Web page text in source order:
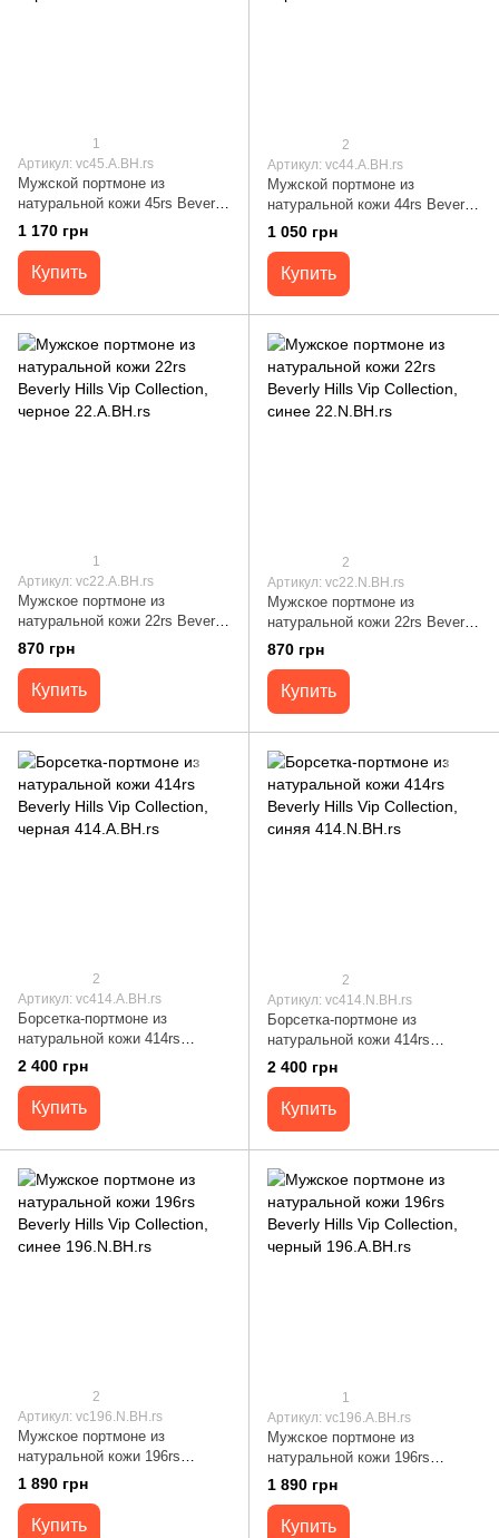
1
Артикул: vc45.A.BH.rs
Мужской портмоне из
натуральной кожи 45rs Beverly
Hills Vip Collection, черный
45.A.BH.rs
1 170 грн
Купить
2
Артикул: vc44.A.BH.rs
Мужской портмоне из
натуральной кожи 44rs Beverly
Hills Vip Collection, черный
44.A.BH.rs
1 050 грн
Купить
1
Артикул: vc22.A.BH.rs
Мужское портмоне из
натуральной кожи 22rs Beverly
Hills Vip Collection, черное
22.A.BH.rs
870 грн
Купить
2
Артикул: vc22.N.BH.rs
Мужское портмоне из
натуральной кожи 22rs Beverly
Hills Vip Collection, синее
22.N.BH.rs
870 грн
Купить
2
Артикул: vc414.A.BH.rs
Борсетка-портмоне из
натуральной кожи 414rs
Beverly Hills Vip Collection,
черная 414.A.BH.rs
2 400 грн
Купить
2
Артикул: vc414.N.BH.rs
Борсетка-портмоне из
натуральной кожи 414rs
Beverly Hills Vip Collection,
синяя 414.N.BH.rs
2 400 грн
Купить
2
Артикул: vc196.N.BH.rs
Мужское портмоне из
натуральной кожи 196rs
Beverly Hills Vip Collection,
синее 196.N.BH.rs
1 890 грн
Купить
1
Артикул: vc196.A.BH.rs
Мужское портмоне из
натуральной кожи 196rs
Beverly Hills Vip Collection,
черный 196.A.BH.rs
1 890 грн
Купить